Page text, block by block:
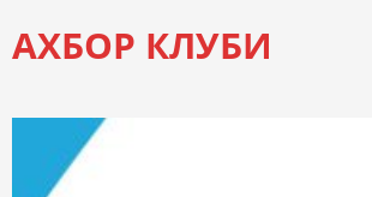
АХБОР КЛУБИ